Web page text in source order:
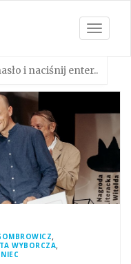
Toggle
,
WYBORCZA,